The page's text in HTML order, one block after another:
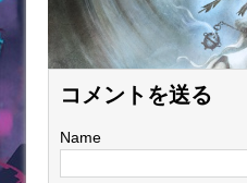
コメントを送る
Name